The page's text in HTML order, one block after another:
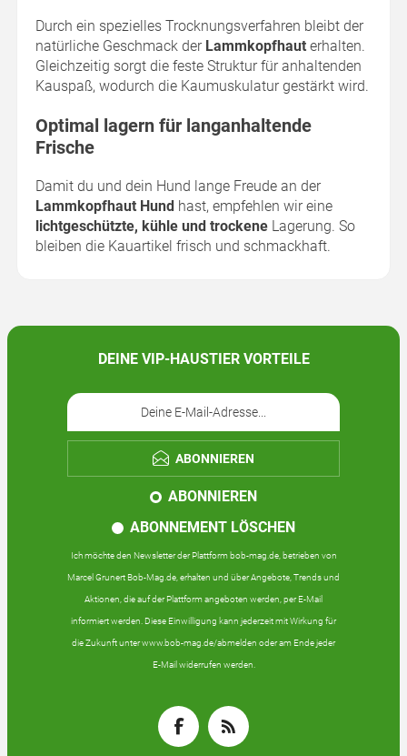
Durch ein spezielles Trocknungsverfahren bleibt der
natürliche Geschmack der Lammkopfhaut erhalten.
Gleichzeitig sorgt die feste Struktur für anhaltenden
Kauspaß, wodurch die Kaumuskulatur gestärkt wird.
Optimal lagern für langanhaltende
Frische
Damit du und dein Hund lange Freude an der
Lammkopfhaut Hund hast, empfehlen wir eine
lichtgeschützte, kühle und trockene Lagerung. So
bleiben die Kauartikel frisch und schmackhaft.
DEINE VIP-HAUSTIER VORTEILE
ABONNIEREN
ABONNIEREN
ABONNEMENT LÖSCHEN
Ich möchte den Newsletter der Plattform bob-mag.de, betrieben von
Marcel Grunert Bob-Mag.de, erhalten und über Angebote, Trends und
Aktionen, die auf der Plattform angeboten werden, per E-Mail
informiert werden. Diese Einwilligung kann jederzeit mit Wirkung für
die Zukunft unter www.bob-mag.de/abmelden oder am Ende jeder
E-Mail widerrufen werden.